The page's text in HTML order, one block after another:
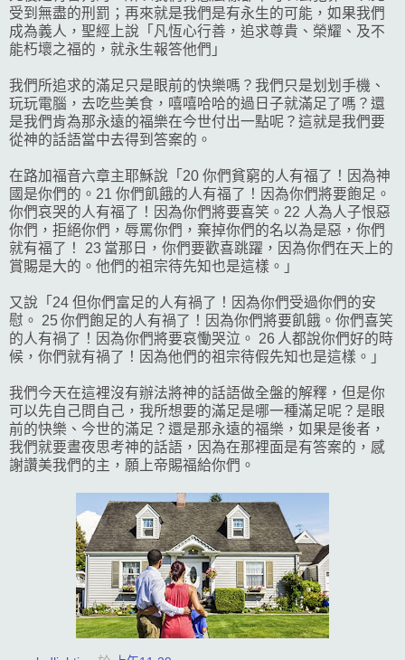
受到無盡的刑罰；再來就是我們是有永生的可能，如果我們
成為義人，聖經上說「凡恆心行善，追求尊貴、榮耀、及不
能朽壞之福的，就永生報答他們」
我們所追求的滿足只是眼前的快樂嗎？我們只是划划手機、
玩玩電腦，去吃些美食，嘻嘻哈哈的過日子就滿足了嗎？還
是我們肯為那永遠的福樂在今世付出一點呢？這就是我們要
從神的話語當中去得到答案的。
在路加福音六章主耶穌說「20 你們貧窮的人有福了！因為神
國是你們的。21 你們飢餓的人有福了！因為你們將要飽足。
你們哀哭的人有福了！因為你們將要喜笑。22 人為人子恨惡
你們，拒絕你們，辱罵你們，棄掉你們的名以為是惡，你們
就有福了！ 23 當那日，你們要歡喜跳躍，因為你們在天上的
賞賜是大的。他們的祖宗待先知也是這樣。」
又說「24 但你們富足的人有禍了！因為你們受過你們的安
慰。 25 你們飽足的人有禍了！因為你們將要飢餓。你們喜笑
的人有禍了！因為你們將要哀慟哭泣。 26 人都說你們好的時
候，你們就有禍了！因為他們的祖宗待假先知也是這樣。」
我們今天在這裡沒有辦法將神的話語做全盤的解釋，但是你
可以先自己問自己，我所想要的滿足是哪一種滿足呢？是眼
前的快樂、今世的滿足？還是那永遠的福樂，如果是後者，
我們就要晝夜思考神的話語，因為在那裡面是有答案的，感
謝讚美我們的主，願上帝賜福給你們。